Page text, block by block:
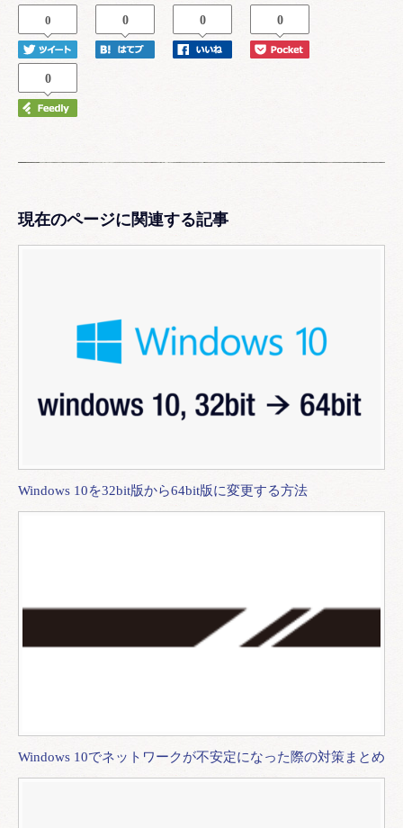
0 0 0 0
0
現在のページに関連する記事
Windows 10を32bit版から64bit版に変更する方法
Windows 10でネットワークが不安定になった際の対策まとめ